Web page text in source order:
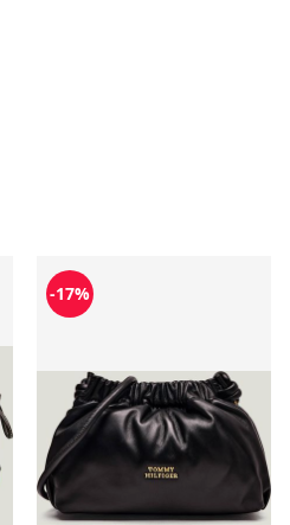
Torebka wakacyjna Tommy
-17%